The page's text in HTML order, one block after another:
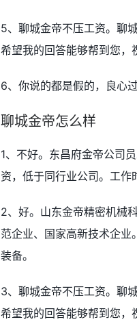
5、聊城金帝不压工资。聊
希望我的回答能够帮到您，
6、你说的都是假的，良心
聊城金帝怎么样
1、不好。东昌府金帝公司
资，低于同行业公司。工作
2、好。山东金帝精密机械
范企业、国家高新技术企
装备。
3、聊城金帝不压工资。聊
希望我的回答能够帮到您，